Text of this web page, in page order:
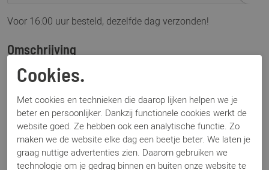
Voor 16:00 uur besteld, dezelfde dag verzonden!
Omschrijving
Tifo 046 geel: met deze frisse kleur haal jij de zomer in huis!
Dit model van Kamo Gutsu, de Tifo 046 is uitgevoerd in geel
suède en heeft witte leren strepen aan de zijkant van de
schoen. Ook het blauw leer bij de hak geeft een leuk detail
en daardoor ook goed met een jeans te combineren.
Specificaties
Cookies.
Met cookies en technieken die daarop lijken helpen we je
beter en persoonlijker. Dankzij functionele cookies werkt de
website goed. Ze hebben ook een analytische functie. Zo
maken we de website elke dag een beetje beter. We laten je
graag nuttige advertenties zien. Daarom gebruiken we
technologie om je gedrag binnen en buiten onze website te